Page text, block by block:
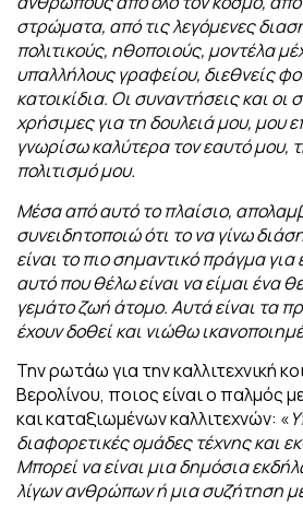
στρώματα, από τις λεγόμενες
πολιτικούς, ηθοποιούς, μοντέλα
υπαλλήλους γραφείου, διεθνείς
κατοικίδια. Οι συναντήσεις και οι
χρήσιμες για τη δουλειά μου, μου
γνωρίσω καλύτερα τον εαυτό μου,
πολιτισμό μου.
Μέσα από αυτό το πλαίσιο,
συνειδητοποιώ ότι το να γίνω
είναι το πιο σημαντικό πράγμα
αυτό που θέλω είναι να είμαι ένα
γεμάτο ζωή άτομο. Αυτά είναι τα
έχουν δοθεί και νιώθω
Την ρωτάω για την καλλιτεχνική
Βερολίνου, ποιος είναι ο παλμός
και καταξιωμένων καλλιτεχνών: «
διαφορετικές ομάδες τέχνης και
Μπορεί να είναι μια δημόσια
λίγων ανθρώπων ή μια συζήτηση